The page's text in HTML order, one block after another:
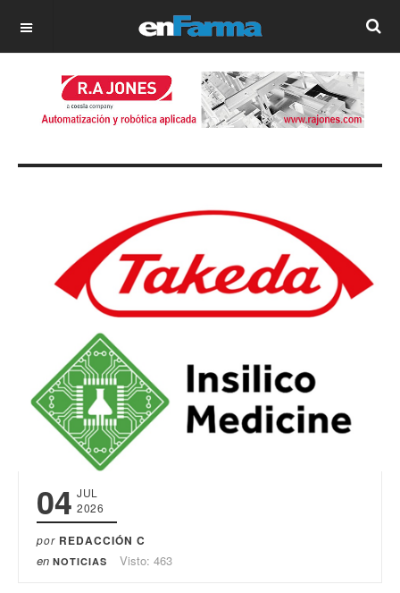
OFF CANVAS
04 JUL
2026
por REDACCIÓN C
en NOTICIAS Visto: 463